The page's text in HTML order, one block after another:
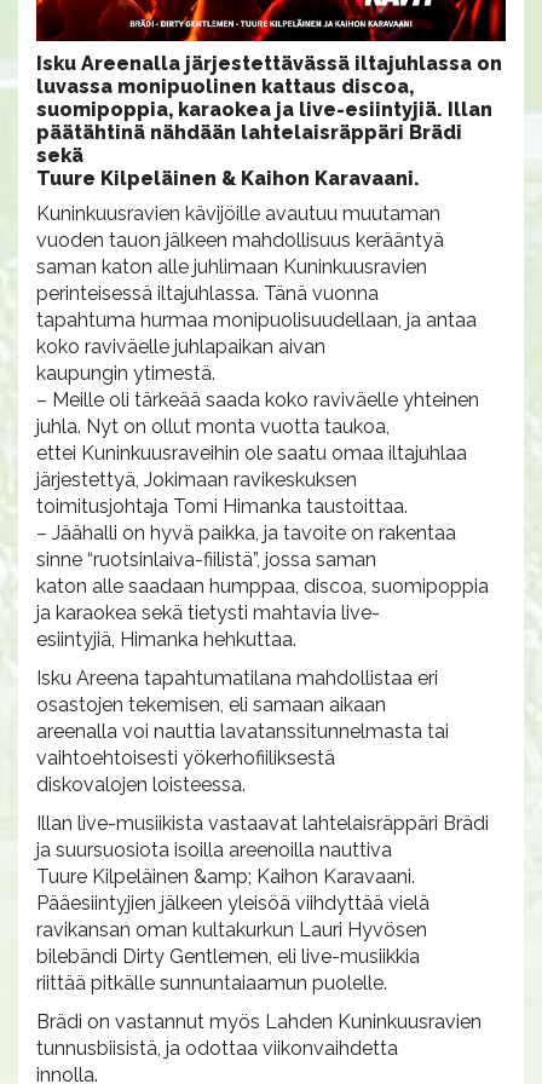
Isku Areenalla järjestettävässä iltajuhlassa on
luvassa monipuolinen kattaus discoa,
suomipoppia, karaokea ja live-esiintyjiä. Illan
päätähtinä nähdään lahtelaisräppäri Brädi
sekä
Tuure Kilpeläinen & Kaihon Karavaani.
Kuninkuusravien kävijöille avautuu muutaman
vuoden tauon jälkeen mahdollisuus kerääntyä
saman katon alle juhlimaan Kuninkuusravien
perinteisessä iltajuhlassa. Tänä vuonna
tapahtuma hurmaa monipuolisuudellaan, ja antaa
koko raviväelle juhlapaikan aivan
kaupungin ytimestä.
– Meille oli tärkeää saada koko raviväelle yhteinen
juhla. Nyt on ollut monta vuotta taukoa,
ettei Kuninkuusraveihin ole saatu omaa iltajuhlaa
järjestettyä, Jokimaan ravikeskuksen
toimitusjohtaja Tomi Himanka taustoittaa.
– Jäähalli on hyvä paikka, ja tavoite on rakentaa
sinne “ruotsinlaiva-fiilistä”, jossa saman
katon alle saadaan humppaa, discoa, suomipoppia
ja karaokea sekä tietysti mahtavia live-
esiintyjiä, Himanka hehkuttaa.
Isku Areena tapahtumatilana mahdollistaa eri
osastojen tekemisen, eli samaan aikaan
areenalla voi nauttia lavatanssitunnelmasta tai
vaihtoehtoisesti yökerhofiiliksestä
diskovalojen loisteessa.
Illan live-musiikista vastaavat lahtelaisräppäri Brädi
ja suursuosiota isoilla areenoilla nauttiva
Tuure Kilpeläinen &amp; Kaihon Karavaani.
Pääesiintyjien jälkeen yleisöä viihdyttää vielä
ravikansan oman kultakurkun Lauri Hyvösen
bilebändi Dirty Gentlemen, eli live-musiikkia
riittää pitkälle sunnuntaiaamun puolelle.
Brädi on vastannut myös Lahden Kuninkuusravien
tunnusbiisistä, ja odottaa viikonvaihdetta
innolla.